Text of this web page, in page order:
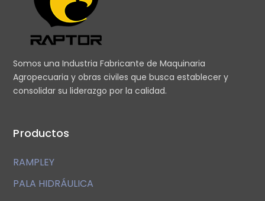
Somos una Industria Fabricante de Maquinaria
Agropecuaria y obras civiles que busca establecer y
consolidar su liderazgo por la calidad.
Productos
RAMPLEY
PALA HIDRÁULICA